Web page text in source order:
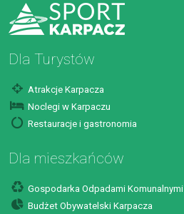
Dla Turystów
Atrakcje Karpacza
Noclegi w Karpaczu
Restauracje i gastronomia
Dla mieszkańców
Gospodarka Odpadami Komunalnymi
Budżet Obywatelski Karpacza